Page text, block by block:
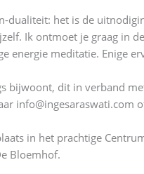
dualiteit: het is de
Ik ontmoet je graag in
energie meditatie. Enige
bijwoont, dit in verband
info@ingesaraswati.com
in het prachtige
Bloemhof.